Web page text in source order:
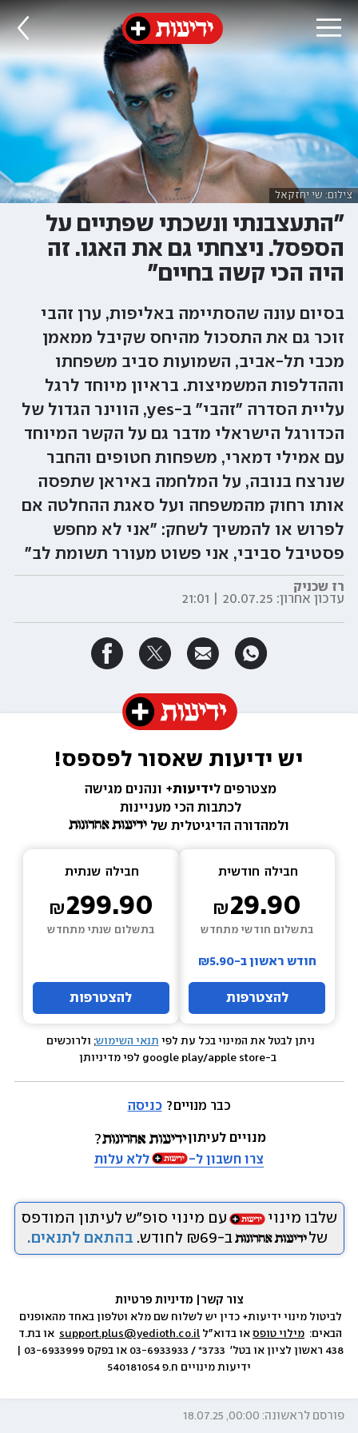
צילום: שי יחזקאל
"התעצבנתי ונשכתי שפתיים על
הספסל. ניצחתי גם את האגו. זה
היה הכי קשה בחיים"
בסיום עונה שהסתיימה באליפות, ערן זהבי
זוכר גם את התסכול מהיחס שקיבל ממאמן
מכבי תל-אביב, השמועות סביב משפחתו
וההדלפות המשמיצות. בראיון מיוחד לרגל
עליית הסדרה "זהבי" ב-yes, הווינר הגדול של
הכדורגל הישראלי מדבר גם על הקשר המיוחד
עם אמילי דמארי, משפחות חטופים והחבר
שנרצח בנובה, על המלחמה באיראן שתפסה
אותו רחוק מהמשפחה ועל סאגת ההחלטה אם
לפרוש או להמשיך לשחק: "אני לא מחפש
פסטיבל סביבי, אני פשוט מעורר תשומת לב"
רז שכניק
עדכון אחרון: 20.07.25 | 21:01
יש ידיעות שאסור לפספס!
מצטרפים לידיעות+ ונהנים מגישה
לכתבות הכי מעניינות
ולמהדורה הדיגיטלית של
חבילה חודשית
29.90
בתשלום חודשי מתחדש
חודש ראשון ב-₪5.90
להצטרפות
חבילה שנתית
299.90
בתשלום שנתי מתחדש
להצטרפות
ניתן לבטל את המינוי בכל עת לפי תנאי השימוש; ולרוכשים
כבר מנויים? כניסה
מנויים לעיתון
צרו חשבון ל-
ללא עלות
שלבו מינוי
עם מינוי סופ״ש לעיתון המודפס
של
ב-₪69 לחודש. בהתאם לתנאים.
צור קשר
הבאים: מילוי טופס או בדוא״ל support.plus@yedioth.co.il
ידיעות מינויים ח.פ 540181054
פורסם לראשונה: 00:00, 18.07.25